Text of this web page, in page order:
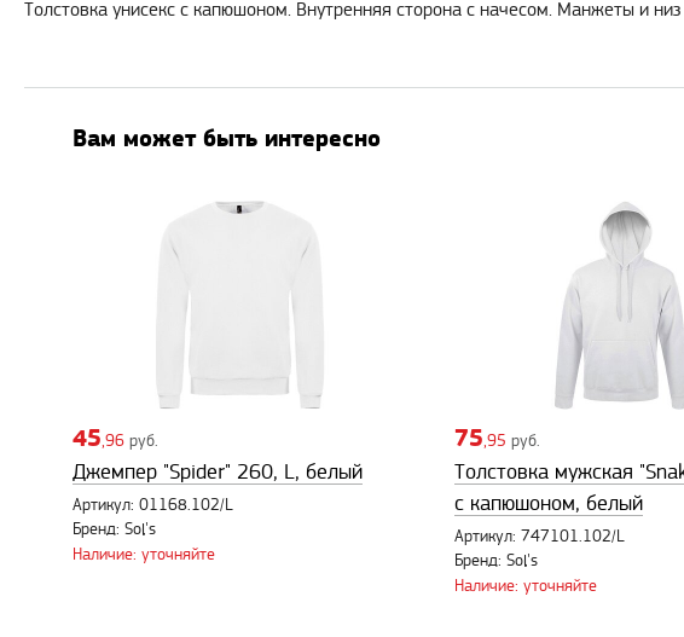
Толстовка унисекс с капюшоном. Внутренняя сторона с начесом. Манжеты и
Вам может быть интересно
45,96 руб.
Джемпер "Spider" 260, L, белый
Артикул: 01168.102/L
Бренд: Sol's
Наличие: уточняйте
75,95 руб.
Толстовка мужская
с капюшоном, белый
Артикул: 747101.102/L
Бренд: Sol's
Наличие: уточняйте